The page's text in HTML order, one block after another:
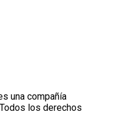
una compañía
los derechos